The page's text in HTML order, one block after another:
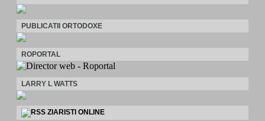
PUBLICATII ORTODOXE
ROPORTAL
LARRY L WATTS
ZIARISTI ONLINE